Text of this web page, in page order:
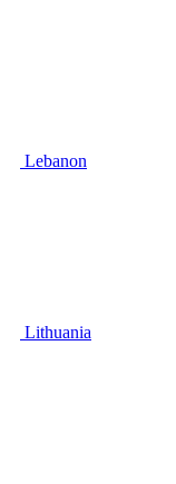
Lebanon
Lithuania